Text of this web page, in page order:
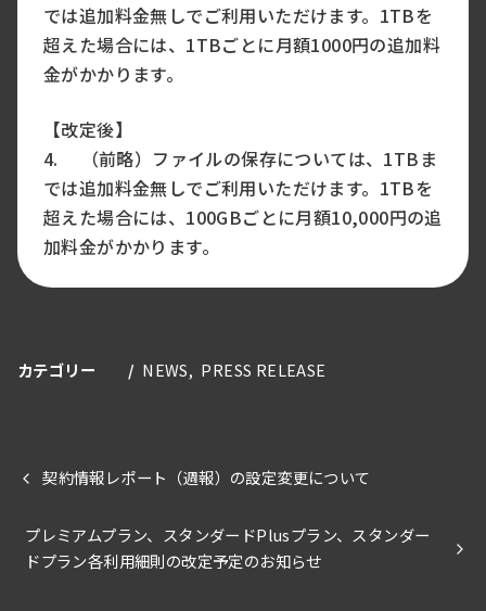
では追加料金無しでご利用いただけます。1TBを
超えた場合には、1TBごとに月額1000円の追加料
金がかかります。
【改定後】
4. （前略）ファイルの保存については、1TBま
では追加料金無しでご利用いただけます。1TBを
超えた場合には、100GBごとに月額10,000円の追
加料金がかかります。
カテゴリー NEWS PRESS RELEASE
契約情報レポート（週報）の設定変更について
プレミアムプラン、スタンダードPlusプラン、スタンダー
ドプラン各利用細則の改定予定のお知らせ